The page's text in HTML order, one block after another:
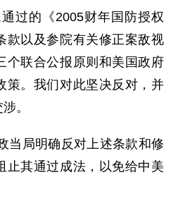
过的《2005财年国防授权
款以及参院有关修正案敌视
个联合公报原则和美国政府
策。我们对此坚决反对，并
。
局明确反对上述条款和修
止其通过成法，以免给中美